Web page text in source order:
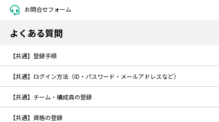
お問合せフォーム
よくある質問
【共通】登録手順
【共通】ログイン方法（ID・パスワード・メールアドレスなど）
【共通】チーム・構成員の登録
【共通】資格の登録